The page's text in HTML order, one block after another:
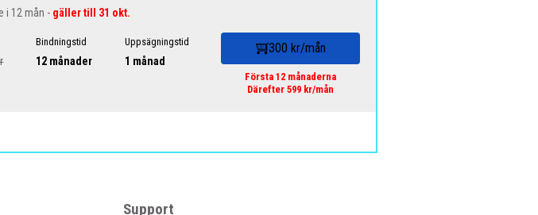
i 12 mån - gäller till 31 okt.
Bindningstid
12 månader
Uppsägningstid
1 månad
300 kr/mån
Första 12 månaderna
Därefter 599 kr/mån
Support